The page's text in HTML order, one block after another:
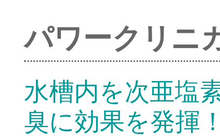
パワークリニ
水槽内を次亜塩
臭に効果を発揮